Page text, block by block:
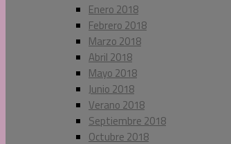
Enero 2018
Febrero 2018
Marzo 2018
Abril 2018
Mayo 2018
Junio 2018
Verano 2018
Septiembre 2018
Octubre 2018